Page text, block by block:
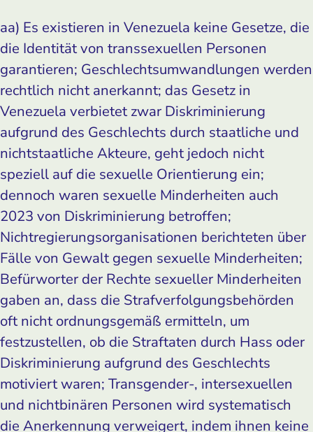
aa) Es existieren in Venezuela keine Gesetze, die
die Identität von transsexuellen Personen
garantieren; Geschlechtsumwandlungen werden
rechtlich nicht anerkannt; das Gesetz in
Venezuela verbietet zwar Diskriminierung
aufgrund des Geschlechts durch staatliche und
nichtstaatliche Akteure, geht jedoch nicht
speziell auf die sexuelle Orientierung ein;
dennoch waren sexuelle Minderheiten auch
2023 von Diskriminierung betroffen;
Nichtregierungsorganisationen berichteten über
Fälle von Gewalt gegen sexuelle Minderheiten;
Befürworter der Rechte sexueller Minderheiten
gaben an, dass die Strafverfolgungsbehörden
oft nicht ordnungsgemäß ermitteln, um
festzustellen, ob die Straftaten durch Hass oder
Diskriminierung aufgrund des Geschlechts
motiviert waren; Transgender-, intersexuellen
und nichtbinären Personen wird systematisch
die Anerkennung verweigert, indem ihnen keine